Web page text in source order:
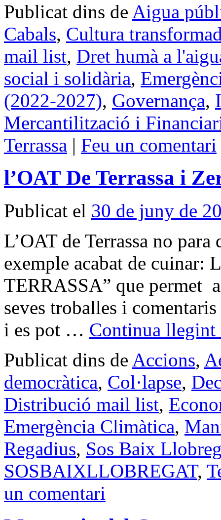
Publicat dins de Aigua
Cabals, Cultura
mail list, Dret humà a
social i solidària,
(2022-2027), Governança,
Mercantilització i
Terrassa | Feu un comentari
l’OAT De Terrassa i
Publicat el 30 de juny de
L’OAT de Terrassa no
exemple acabat de cuinar:
TERRASSA” que permet
seves troballes i
i es pot … Continua llegint
Publicat dins de Accions,
democràtica, Col·lapse,
Distribució mail list,
Emergència Climàtica,
Regadius, Sos Baix
SOSBAIXLLOBREGAT,
un comentari